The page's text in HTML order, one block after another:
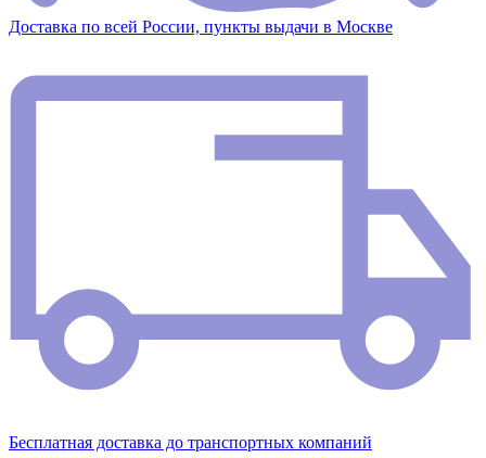
Доставка по всей России, пункты выдачи в Москве
Бесплатная доставка до транспортных компаний